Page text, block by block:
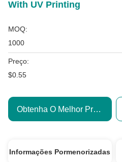
With UV Printing
MOQ:
1000
Preço:
$0.55
Obtenha O Melhor Preço
Informações Pormenorizadas